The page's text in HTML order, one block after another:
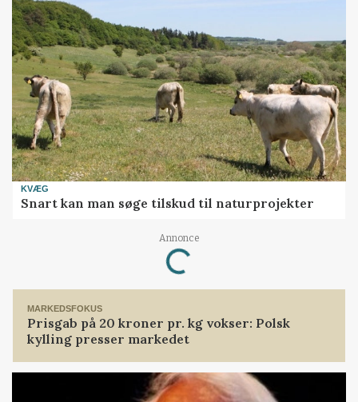
KVÆG
Snart kan man søge tilskud til naturprojekter
Annonce
Loading...
MARKEDSFOKUS
Prisgab på 20 kroner pr. kg vokser: Polsk
kylling presser markedet